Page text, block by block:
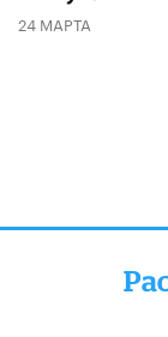
24 МАРТА